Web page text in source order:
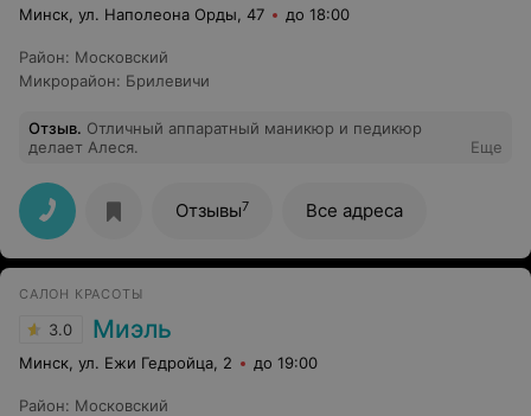
Минск, ул. Наполеона Орды, 47 до 18:00
Район: Московский
Микрорайон: Брилевичи
Отзыв. Отличный аппаратный маникюр и педикюр
делает Алеся.
Еще
Отзывы7 Все адреса
САЛОН КРАСОТЫ
3.0 Миэль
Минск, ул. Ежи Гедройца, 2 до 19:00
Район: Московский